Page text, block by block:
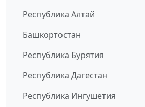
Республика Алтай
Башкортостан
Республика Бурятия
Республика Дагестан
Республика Ингушетия